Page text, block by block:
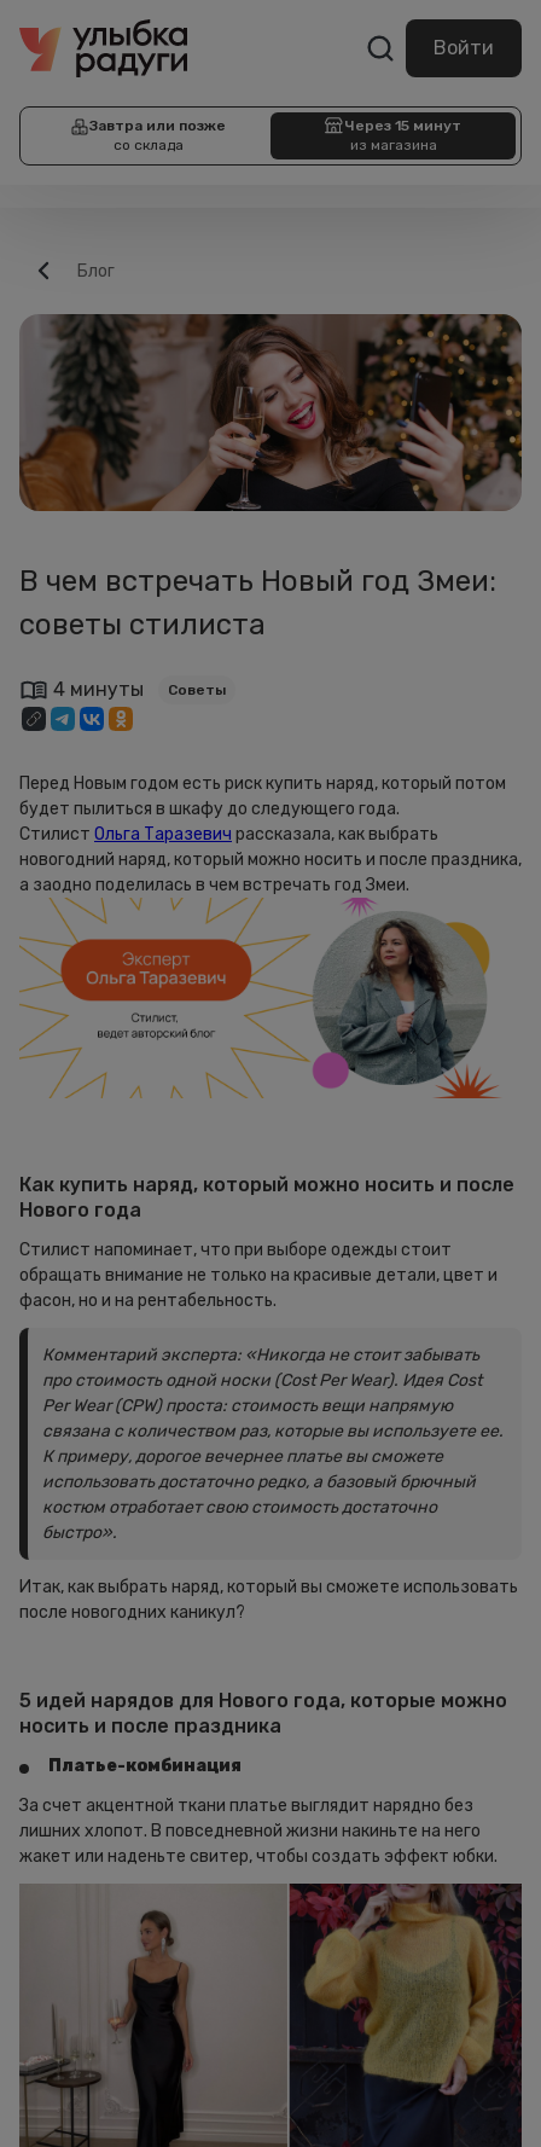
Войти
Завтра или позже
со склада
Через 15 минут
из магазина
Блог
В чем встречать Новый год Змеи:
советы стилиста
4 минуты Советы
Перед Новым годом есть риск купить наряд, который потом
будет пылиться в шкафу до следующего года.
Стилист Ольга Таразевич рассказала, как выбрать
новогодний наряд, который можно носить и после праздника,
а заодно поделилась в чем встречать год Змеи.
Как купить наряд, который можно носить и после
Нового года
Стилист напоминает, что при выборе одежды стоит
обращать внимание не только на красивые детали, цвет и
фасон, но и на рентабельность.
Комментарий эксперта: «Никогда не стоит забывать
про стоимость одной носки (Cost Per Wear). Идея Cost
Per Wear (CPW) проста: стоимость вещи напрямую
связана с количеством раз, которые вы используете ее.
К примеру, дорогое вечернее платье вы сможете
использовать достаточно редко, а базовый брючный
костюм отработает свою стоимость достаточно
быстро».
Итак, как выбрать наряд, который вы сможете использовать
после новогодних каникул?
5 идей нарядов для Нового года, которые можно
носить и после праздника
Платье-комбинация
За счет акцентной ткани платье выглядит нарядно без
лишних хлопот. В повседневной жизни накиньте на него
жакет или наденьте свитер, чтобы создать эффект юбки.